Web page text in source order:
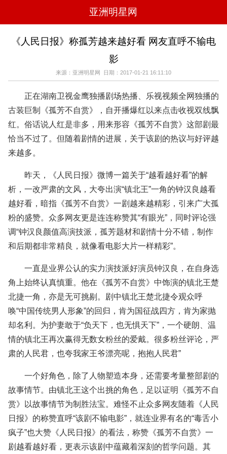
亚洲明星网
电视 综艺
音乐
时尚
八卦 华人男明星
华人女明星
欧美男明星 泰国女明星
《人民日报》称孤芳越来越好看 网友直呼不输电
影
来源：亚洲明星网 日期：2017-01-21 16:11:10
正在湖南卫视金鹰独播剧场热播、乐视视频全网独播的
古装巨制《孤芳不自赏》，自开播爆红以来点击收视双线飘
红。俗话说人红是非多，用来形容《孤芳不自赏》这部剧最
恰当不过了。但随着剧情的进展，关于该剧的热议与好评越
来越多。
昨天，《人民日报》微博一篇关于“越看越好看”的解
析，一改严肃的文风，大夸出演“镇北王”一角的钟汉良越看
越好看，暗指《孤芳不自赏》一剧越来越精彩，引来广大孤
粉的盛赞。众多网友更是连连称赞其“有眼光”，同时评论强
调“钟汉良颜值高演技派，孤芳题材和剧情十分不错，制作
和后期都非常精良，就像看电影大片一样精彩”。
一直是业界公认的实力演技派好演员钟汉良，在自身选
角上始终认真慎重。他在《孤芳不自赏》中饰演的镇北王楚
北捷一角，亦是无可挑剔。剧中镇北王楚北捷令观众呼
唤“中国传统男人形象”的回归，肯为国征战四方，肯为家抛
却名利。为护妻敢于“负天下，也无惧天下”，一个硬朗、温
情的镇北王再次赢得无数女粉丝的爱戴。很多粉丝评论，严
肃的人民君，也夸我家王爷漂亮呢，抱抱人民君”
一个好角色，除了人物塑造本身，还需要考量整部剧的
故事情节。由镇北王这个出挑的角色，足以证明《孤芳不自
赏》以故事情节为制胜法宝。难怪不止众多网友随着《人民
日报》的称赞直呼“该剧不输电影”，就连业界有名的“毒舌小
疯子”也大赞《人民日报》的看法，称赞《孤芳不自赏》一
剧越看越好看，更表示该剧中蕴藏着深刻的哲学问题。其